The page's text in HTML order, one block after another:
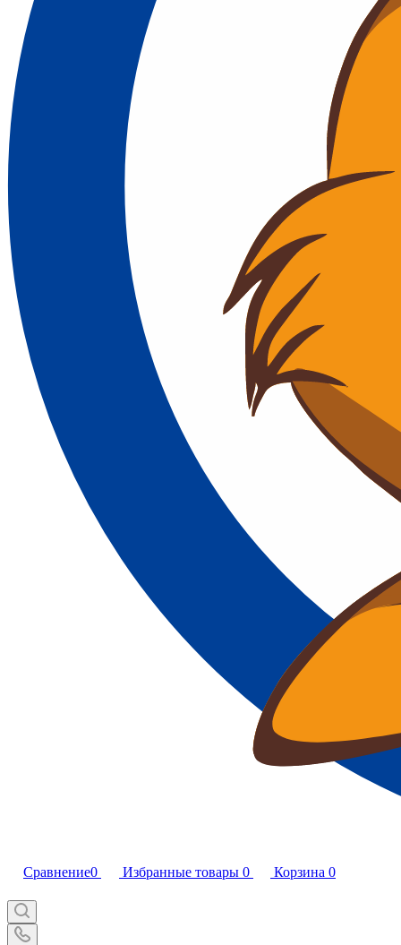
Сравнение0 Избранные товары 0 Корзина 0